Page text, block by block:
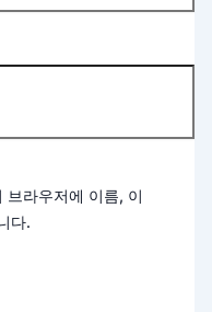
브라우저에 이름, 이
다.